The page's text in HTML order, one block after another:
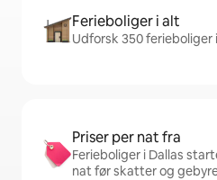
Ferieboliger i alt
Udforsk 350 ferieboliger
Priser per nat fra
Ferieboliger i Dallas
nat før skatter og